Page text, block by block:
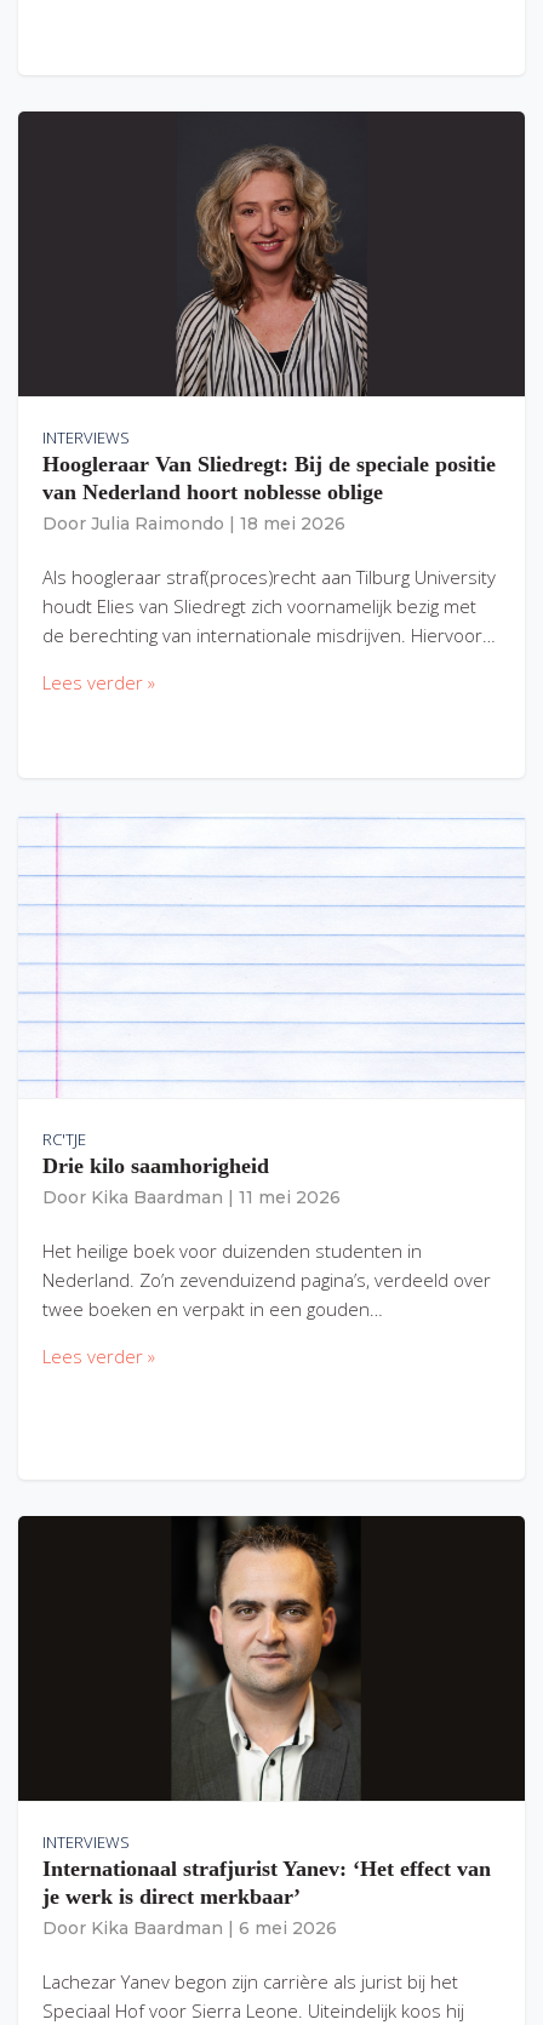
INTERVIEWS
Hoogleraar Van Sliedregt: Bij de speciale positie
van Nederland hoort noblesse oblige
Door Julia Raimondo 18 mei 2026
Als hoogleraar straf(proces)recht aan Tilburg University
houdt Elies van Sliedregt zich voornamelijk bezig met
de berechting van internationale misdrijven. Hiervoor…
Lees verder »
RC'TJE
Drie kilo saamhorigheid
Door Kika Baardman 11 mei 2026
Het heilige boek voor duizenden studenten in
Nederland. Zo’n zevenduizend pagina’s, verdeeld over
twee boeken en verpakt in een gouden…
Lees verder »
INTERVIEWS
Internationaal strafjurist Yanev: ‘Het effect van
je werk is direct merkbaar’
Door Kika Baardman 6 mei 2026
Lachezar Yanev begon zijn carrière als jurist bij het
Speciaal Hof voor Sierra Leone. Uiteindelijk koos hij